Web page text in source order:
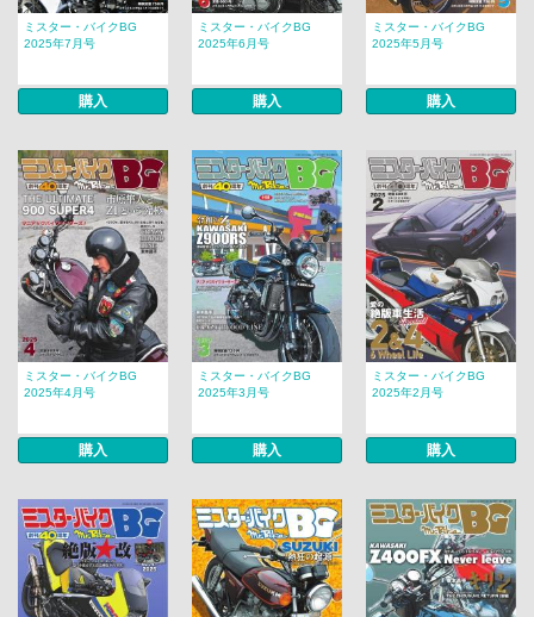
ミスター・バイクBG
2025年7月号
購入
ミスター・バイクBG
2025年6月号
購入
ミスター・バイクBG
2025年5月号
購入
ミスター・バイクBG
2025年4月号
購入
ミスター・バイクBG
2025年3月号
購入
ミスター・バイクBG
2025年2月号
購入